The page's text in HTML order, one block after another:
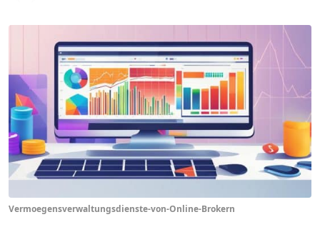
Vermoegensverwaltungsdienste-von-Online-Brokern